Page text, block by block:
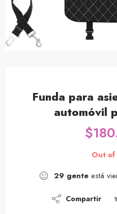
Funda para
automóvil
$
Out of
29 genteestá
Compartir